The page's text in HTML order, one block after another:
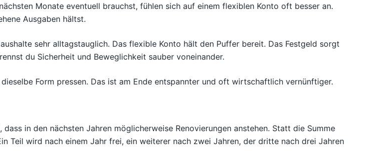
Monate eventuell brauchst, fühlen sich auf einem flexiblen Konto oft besser an.
Ausgaben hältst.
sehr alltagstauglich. Das flexible Konto hält den Puffer bereit. Das Festgeld sorgt
du Sicherheit und Beweglichkeit sauber voneinander.
Form pressen. Das ist am Ende entspannter und oft wirtschaftlich vernünftiger.
in den nächsten Jahren möglicherweise Renovierungen anstehen. Statt die Summe
Teil wird nach einem Jahr frei, ein weiterer nach zwei Jahren, der dritte nach drei Jahren